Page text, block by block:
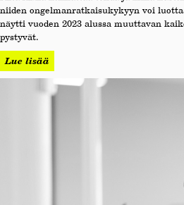
niiden ongelmanratkaisukykyyn voi
näytti vuoden 2023 alussa muuttavan
pystyvät.
Lue lisää